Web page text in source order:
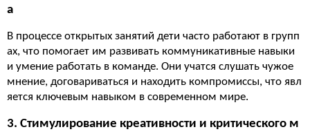
а
В процессе открытых занятий дети часто работают в групп
ах, что помогает им развивать коммуникативные навыки
и умение работать в команде. Они учатся слушать чужое
мнение, договариваться и находить компромиссы, что явл
яется ключевым навыком в современном мире.
3. Стимулирование креативности и критического м